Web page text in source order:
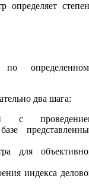
определяет
по
два шага:
с
для
индекса